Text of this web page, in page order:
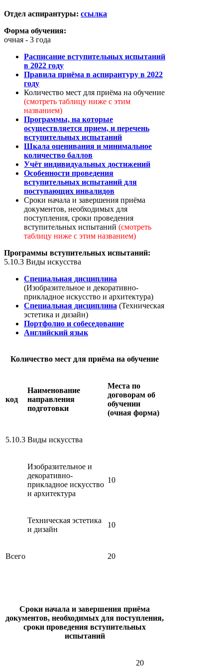
Отдел аспирантуры: ссылка
Форма обучения:
очная - 3 года
Расписание вступительных испытаний
в 2022 году
Правила приёма в аспирантуру в 2022
году
Количество мест для приёма на обучение
(смотреть таблицу ниже с этим
названием)
Программы, на которые
осуществляется прием, и перечень
вступительных испытаний
Шкала оценивания и минимальное
количество баллов
Учёт индивидуальных достижений
Особенности проведения
вступительных испытаний для
поступающих инвалидов
Сроки начала и завершения приёма
документов, необходимых для
поступления, сроки проведения
вступительных испытаний (смотреть
таблицу ниже с этим названием)
Программы вступительных испытаний:
5.10.3 Виды искусства
Специальная дисциплина
(Изобразительное и декоративно-
прикладное искусство и архитектура)
Специальная дисциплина (Техническая
эстетика и дизайн)
Портфолио и собеседование
Английский язык
Количество мест для приёма на обучение
код
Наименование
направления
подготовки
Места по
договорам об
обучении
(очная форма)
5.10.3 Виды искусства
Изобразительное и
декоративно-
прикладное искусство
и архитектура
10
Техническая эстетика
и дизайн
10
Всего 20
Сроки начала и завершения приёма
документов, необходимых для поступления,
сроки проведения вступительных
испытаний
20